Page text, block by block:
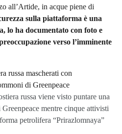
all’Artide, in acque piene di
sulla piattaforma è una
lo ha documentato con foto e
verso l’imminente
russa viene visto puntare una
mentre cinque attivisti
petrolifera “Prirazlomnaya”